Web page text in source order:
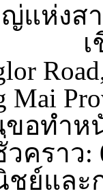
แห่งส
Mai
อทำห
คราว:
ย์และก